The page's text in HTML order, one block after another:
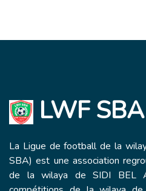
LWF SBA
La Ligue de football de la
SBA) est une association
de la wilaya de SIDI BEL